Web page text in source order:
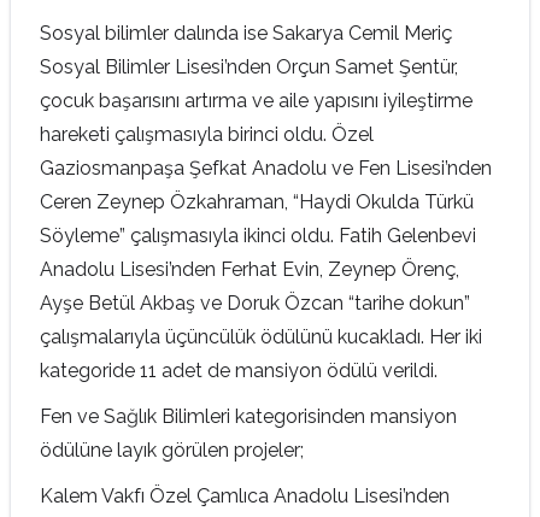
Sosyal bilimler dalında ise Sakarya Cemil Meriç
Sosyal Bilimler Lisesi’nden Orçun Samet Şentür,
çocuk başarısını artırma ve aile yapısını iyileştirme
hareketi çalışmasıyla birinci oldu. Özel
Gaziosmanpaşa Şefkat Anadolu ve Fen Lisesi’nden
Ceren Zeynep Özkahraman, “Haydi Okulda Türkü
Söyleme” çalışmasıyla ikinci oldu. Fatih Gelenbevi
Anadolu Lisesi’nden Ferhat Evin, Zeynep Örenç,
Ayşe Betül Akbaş ve Doruk Özcan “tarihe dokun”
çalışmalarıyla üçüncülük ödülünü kucakladı. Her iki
kategoride 11 adet de mansiyon ödülü verildi.
Fen ve Sağlık Bilimleri kategorisinden mansiyon
ödülüne layık görülen projeler;
Kalem Vakfı Özel Çamlıca Anadolu Lisesi’nden